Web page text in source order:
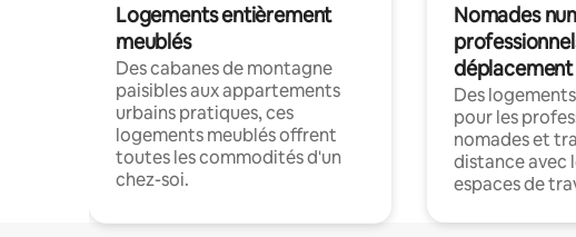
Logements entièrement
meublés
Des cabanes de montagne
paisibles aux appartements
urbains pratiques, ces
logements meublés offrent
toutes les commodités d'un
chez-soi.
Nomades
déplacement
Des
pour les
nomades et
distance avec
espaces de